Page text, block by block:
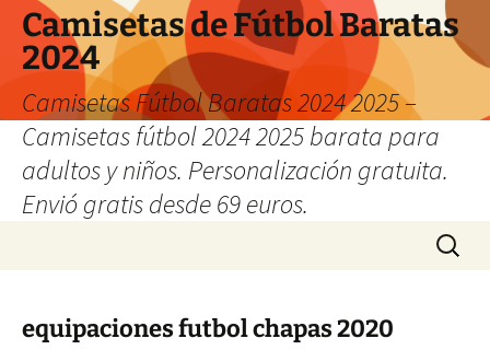
Camisetas de Fútbol Baratas
2024
Camisetas Fútbol Baratas 2024 2025 –
Camisetas fútbol 2024 2025 barata para
adultos y niños. Personalización gratuita.
Envió gratis desde 69 euros.
Buscar:
equipaciones futbol chapas 2020